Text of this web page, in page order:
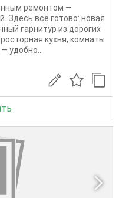
ремонтом —
Здесь всё готово: новая
гарнитур из дорогих
кухня, комнаты
удобно...